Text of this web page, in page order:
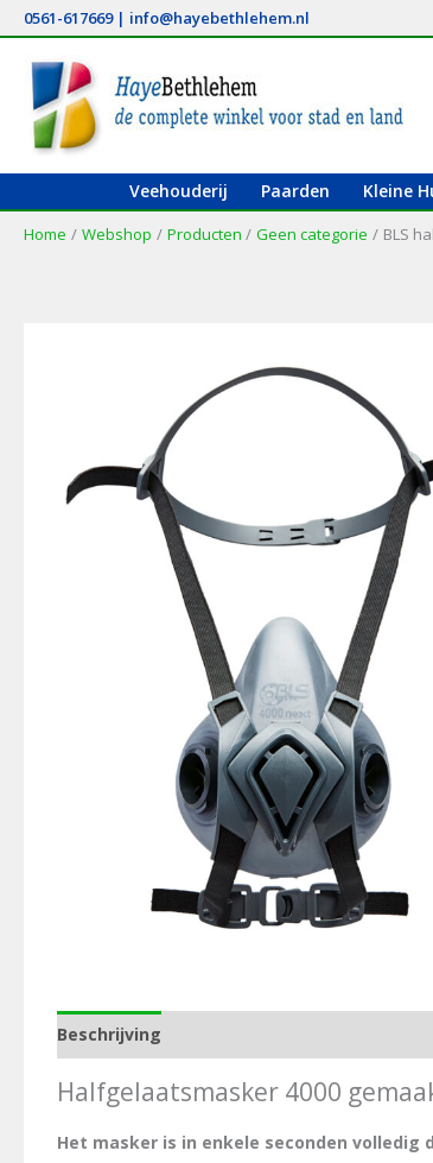
naar
inhoud
0561-617669| info@hayebethlehem.nl
Veehouderij Paarden Kleine
Home Webshop Producten Geen categorie BLS
Beschrijving
Halfgelaatsmasker 4000
Het masker is in enkele seconden volledig